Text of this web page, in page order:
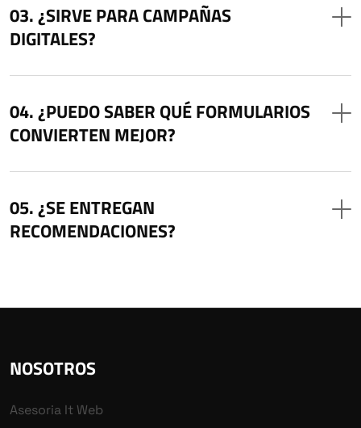
¿SIRVE PARA CAMPAÑAS
DIGITALES?
¿PUEDO SABER QUÉ FORMULARIOS
CONVIERTEN MEJOR?
¿SE ENTREGAN
RECOMENDACIONES?
NOSOTROS
Asesoria It Web